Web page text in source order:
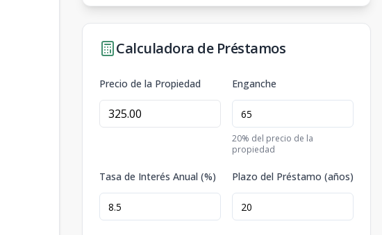
Calculadora de Préstamos
Precio de la Propiedad Enganche
20% del precio de la
propiedad
Tasa de Interés Anual (%) Plazo del Préstamo (años)